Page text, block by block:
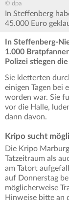
© dpa
In Steffenberg
45.000 Euro
In Steffenberg-
1.000
Polizei stiegen
Sie kletterten
einigen Tagen bei
worden war. Sie
vor die Halle,
dann davon.
Kripo sucht
Die Kripo
Tatzeitraum als
am Tatort
auf Donnerstag
möglicherweise
Hinweise bitte an